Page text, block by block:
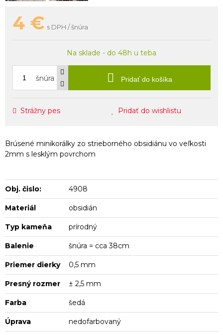
4 € s DPH / šnúra
Na sklade - do 48h u teba
šnúra Pridať do košíka
Strážny pes Pridať do wishlistu
Brúsené minikorálky zo strieborného obsidiánu vo veľkosti
2mm s lesklým povrchom
Obj. čislo: 4908
Materiál obsidián
Typ kameňa prírodný
Balenie šnúra = cca 38cm
Priemer dierky 0,5 mm
Presný rozmer ± 2,5 mm
Farba šedá
Úprava nedofarbovaný